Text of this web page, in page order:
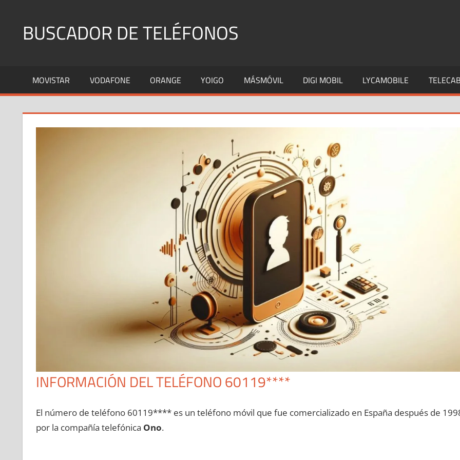
contenidoBUSCADOR DE TELÉFONOS
Fijos
y
MOVISTAR VODAFONE ORANGE YOIGO MÁSMÓVIL DIGI MOBIL LYCAMOBILE
INFORMACIÓN DEL TELÉFONO 60119****
El número dе teléfono 60119**** es un teléfono móvil quе fue comercializado en España después dе
pοr la compañía telefónica Ono.